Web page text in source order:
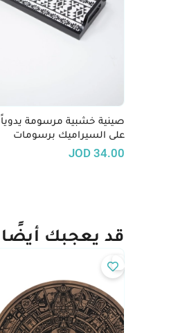
صينية خشبية مرسومة يدوياً
على السيراميك برسومات
34.00
JOD
قد يعجبك أيضًا